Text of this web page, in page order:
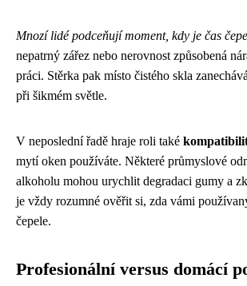
Mnozí lidé podceňují moment, kdy je čas
nepatrný zářez nebo nerovnost způsobená
práci. Stěrka pak místo čistého skla
při šikmém světle.
V neposlední řadě hraje roli také
mytí oken používáte. Některé průmyslové
alkoholu mohou urychlit degradaci gumy a
je vždy rozumné ověřit si, zda vámi
čepele.
Profesionální versus domácí